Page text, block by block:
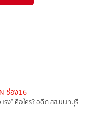
ช่อง16
แรง” คือใคร? อดีต สส.นนทบุรี